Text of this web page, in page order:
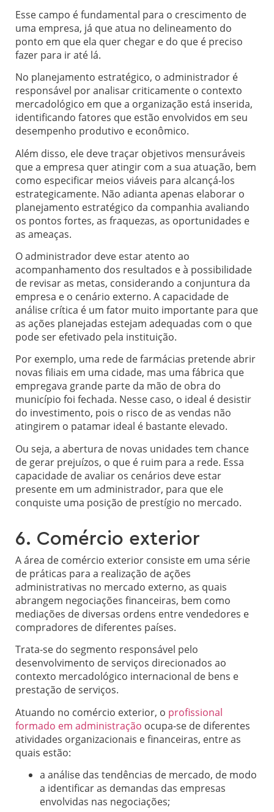
Esse campo é fundamental para o crescimento de
uma empresa, já que atua no delineamento do
ponto em que ela quer chegar e do que é preciso
fazer para ir até lá.
No planejamento estratégico, o administrador é
responsável por analisar criticamente o contexto
mercadológico em que a organização está inserida,
identificando fatores que estão envolvidos em seu
desempenho produtivo e econômico.
Além disso, ele deve traçar objetivos mensuráveis
que a empresa quer atingir com a sua atuação, bem
como especificar meios viáveis para alcançá-los
estrategicamente. Não adianta apenas elaborar o
planejamento estratégico da companhia avaliando
os pontos fortes, as fraquezas, as oportunidades e
as ameaças.
O administrador deve estar atento ao
acompanhamento dos resultados e à possibilidade
de revisar as metas, considerando a conjuntura da
empresa e o cenário externo. A capacidade de
análise crítica é um fator muito importante para que
as ações planejadas estejam adequadas com o que
pode ser efetivado pela instituição.
Por exemplo, uma rede de farmácias pretende abrir
novas filiais em uma cidade, mas uma fábrica que
empregava grande parte da mão de obra do
município foi fechada. Nesse caso, o ideal é desistir
do investimento, pois o risco de as vendas não
atingirem o patamar ideal é bastante elevado.
Ou seja, a abertura de novas unidades tem chance
de gerar prejuízos, o que é ruim para a rede. Essa
capacidade de avaliar os cenários deve estar
presente em um administrador, para que ele
conquiste uma posição de prestígio no mercado.
6. Comércio exterior
A área de comércio exterior consiste em uma série
de práticas para a realização de ações
administrativas no mercado externo, as quais
abrangem negociações financeiras, bem como
mediações de diversas ordens entre vendedores e
compradores de diferentes países.
Trata-se do segmento responsável pelo
desenvolvimento de serviços direcionados ao
contexto mercadológico internacional de bens e
prestação de serviços.
Atuando no comércio exterior, o profissional
formado em administração ocupa-se de diferentes
atividades organizacionais e financeiras, entre as
quais estão:
a análise das tendências de mercado, de modo
a identificar as demandas das empresas
envolvidas nas negociações;